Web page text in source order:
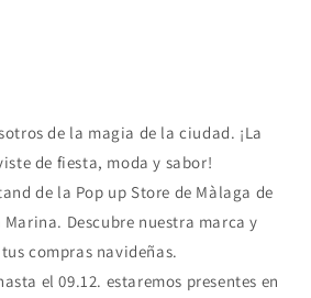
de la magia de la ciudad. ¡La
de fiesta, moda y sabor!
de la Pop up Store de Màlaga de
Descubre nuestra marca y
compras navideñas.
el 09.12. estaremos presentes en